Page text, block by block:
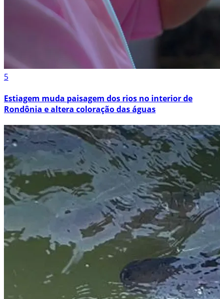
5
Estiagem muda paisagem dos rios no interior de
Rondônia e altera coloração das águas